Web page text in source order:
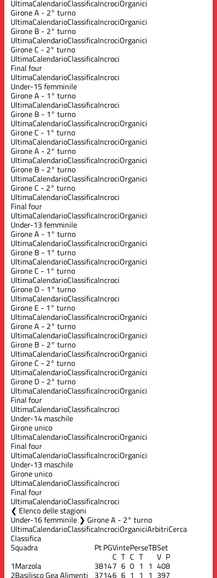
UltimaCalendarioClassificaIncrociOrganici
Girone A - 2° turno
UltimaCalendarioClassificaIncrociOrganici
Girone B - 2° turno
UltimaCalendarioClassificaIncrociOrganici
Girone C - 2° turno
UltimaCalendarioClassificaIncroci
Final four
UltimaCalendarioClassificaIncroci
Under-15 femminile
Girone A - 1° turno
UltimaCalendarioClassificaIncroci
Girone B - 1° turno
UltimaCalendarioClassificaIncrociOrganici
Girone C - 1° turno
UltimaCalendarioClassificaIncrociOrganici
Girone A - 2° turno
UltimaCalendarioClassificaIncrociOrganici
Girone B - 2° turno
UltimaCalendarioClassificaIncrociOrganici
Girone C - 2° turno
UltimaCalendarioClassificaIncroci
Final four
UltimaCalendarioClassificaIncrociOrganici
Under-13 femminile
Girone A - 1° turno
UltimaCalendarioClassificaIncrociOrganici
Girone B - 1° turno
UltimaCalendarioClassificaIncrociOrganici
Girone C - 1° turno
UltimaCalendarioClassificaIncroci
Girone D - 1° turno
UltimaCalendarioClassificaIncroci
Girone E - 1° turno
UltimaCalendarioClassificaIncrociOrganici
Girone A - 2° turno
UltimaCalendarioClassificaIncrociOrganici
Girone B - 2° turno
UltimaCalendarioClassificaIncrociOrganici
Girone C - 2° turno
UltimaCalendarioClassificaIncrociOrganici
Girone D - 2° turno
UltimaCalendarioClassificaIncrociOrganici
Final four
UltimaCalendarioClassificaIncroci
Under-14 maschile
Girone unico
UltimaCalendarioClassificaIncrociOrganici
Final four
UltimaCalendarioClassificaIncrociOrganici
Under-13 maschile
Girone unico
UltimaCalendarioClassificaIncroci
Final four
UltimaCalendarioClassificaIncroci
Elenco delle stagioni
Under-16 femminile ❯ Girone A - 2° turno
UltimaCalendarioClassificaIncrociOrganiciArbitriCerca
Classifica
Squadra PtPGVintePerseTBSet
C T C T V P
1Marzola 38147 6 0 1 1 408
2Basilisco Gea Alimenti 37146 6 1 1 1 397